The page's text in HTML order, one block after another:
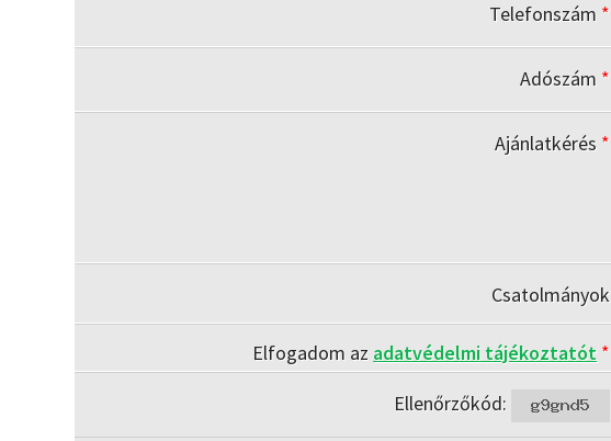
Telefonszám *
Adószám *
Ajánlatkérés *
Csatolmányok
Elfogadom az adatvédelmi tájékoztatót *
Ellenőrzőkód: